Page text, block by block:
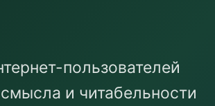
пользователей
и читабельности